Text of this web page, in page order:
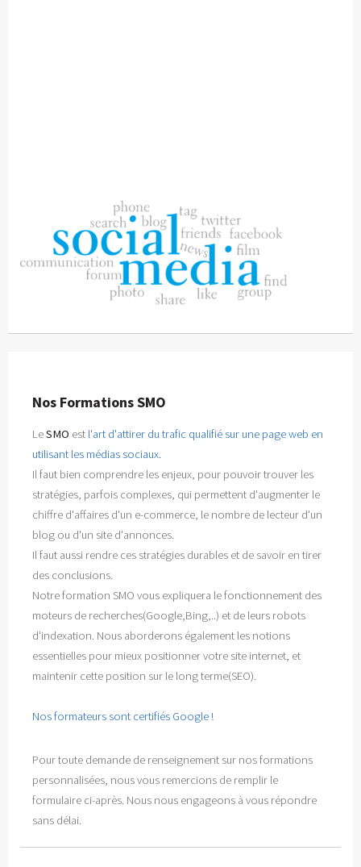
Nos Formations SMO
LeSMO est l'art d'attirer du trafic qualifié sur une page web en
utilisant les médias sociaux.
Il faut bien comprendre les enjeux, pour pouvoir trouver les
stratégies, parfois complexes, qui permettent d'augmenter le
chiffre d'affaires d'un e-commerce, le nombre de lecteur d'un
blog ou d'un site d'annonces.
Il faut aussi rendre ces stratégies durables et de savoir en tirer
des conclusions.
Notre formation SMO vous expliquera le fonctionnement des
moteurs de recherches(Google,Bing,..) et de leurs robots
d'indexation. Nous aborderons également les notions
essentielles pour mieux positionner votre site internet, et
maintenir cette position sur le long terme(SEO).
Nos formateurs sont certifiés Google !
Pour toute demande de renseignement sur nos formations
personnalisées, nous vous remercions de remplir le
formulaire ci-après. Nous nous engageons à vous répondre
sans délai.